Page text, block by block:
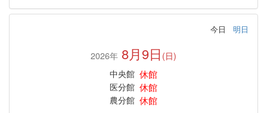
今日 明日
2026年 8月9日 (日)
中央館 休館
医分館 休館
農分館 休館